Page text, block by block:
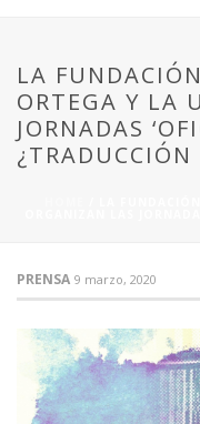
LA
ORTEGA Y LA
JORNADAS
¿TRADUCCIÓN
PRENSA 9 marzo, 2020